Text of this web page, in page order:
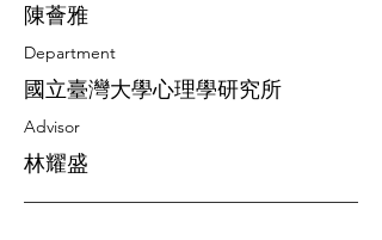
陳薈雅
Department
國立臺灣大學心理學研究所
Advisor
林耀盛